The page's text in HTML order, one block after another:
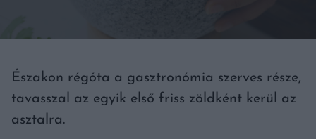
Északon régóta a gasztronómia szerves része,
tavasszal az egyik első friss zöldként kerül az
asztalra.